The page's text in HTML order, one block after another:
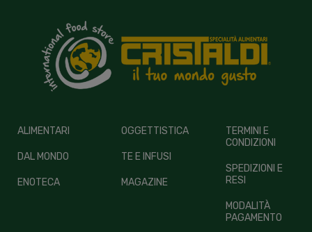
ALIMENTARI
DAL MONDO
ENOTECA
OGGETTISTICA
TE E INFUSI
MAGAZINE
TERMINI E
CONDIZIONI
SPEDIZIONI E
RESI
MODALITÀ
PAGAMENTO